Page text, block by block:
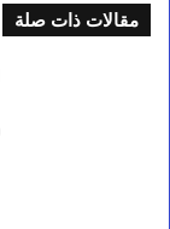
مقالات ذات صلة